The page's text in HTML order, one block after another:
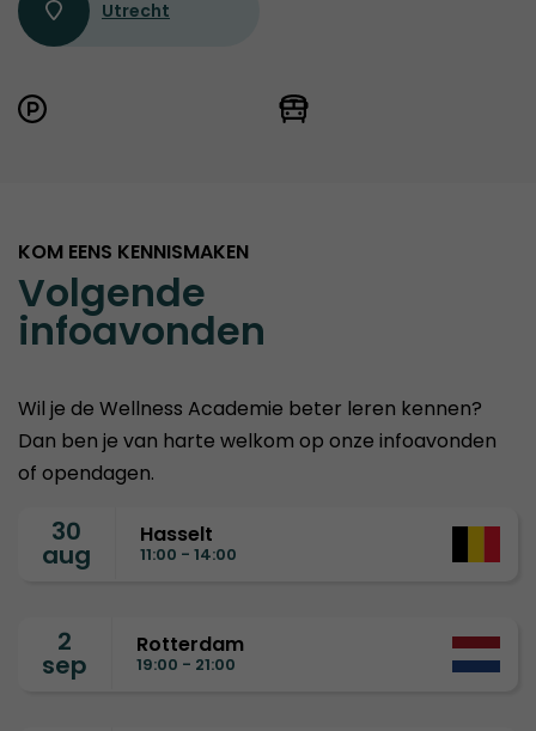
Utrecht
KOM EENS KENNISMAKEN
Volgende
infoavonden
Wil je de Wellness Academie beter leren kennen?
Dan ben je van harte welkom op onze infoavonden
of opendagen.
30
aug
Hasselt
11:00 - 14:00
2
sep
Rotterdam
19:00 - 21:00